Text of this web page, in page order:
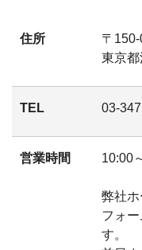
住所
〒
東京
TEL 03-
営業時間 10:00
弊社
フォ
す。